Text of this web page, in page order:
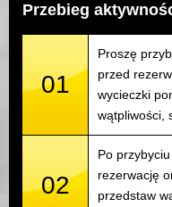
Przebieg
01
Proszę
przed
wycieczki
wątpliwości,
02
Po
rezerwację
przedstaw